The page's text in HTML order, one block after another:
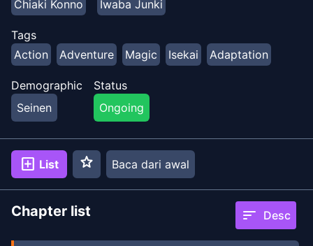
paling jahat, Felice, yang telah menghancurkan 3.000
dunia! Sekarang skill unik Kyouya sangat kuat bahkan
tidak bisa dikalahkan oleh hero terkuat sekalipun!
Legenda anak laki-laki yang dilatih oleh raja iblis
paling jahat, dimulai!
Chiaki Konno
Iwaba Junki
Tags
Action
Adventure Magic Isekai Adaptation
Demographic
Seinen
Status
Ongoing
add_box List star Baca dari awal
Chapter list sort Desc